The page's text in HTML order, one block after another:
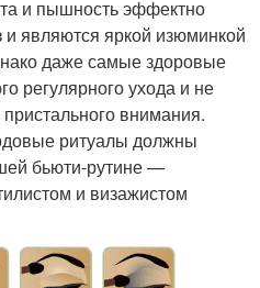
и пышность эффектно
являются яркой изюминкой
даже самые здоровые
регулярного ухода и не
внимания.
ритуалы должны
бьюти-рутине —
и визажистом